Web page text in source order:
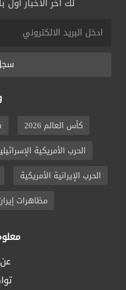
كأس العالم 2026
الحرب الأمريكية
الحرب الإيرانية الأمريكية
مظاهرات